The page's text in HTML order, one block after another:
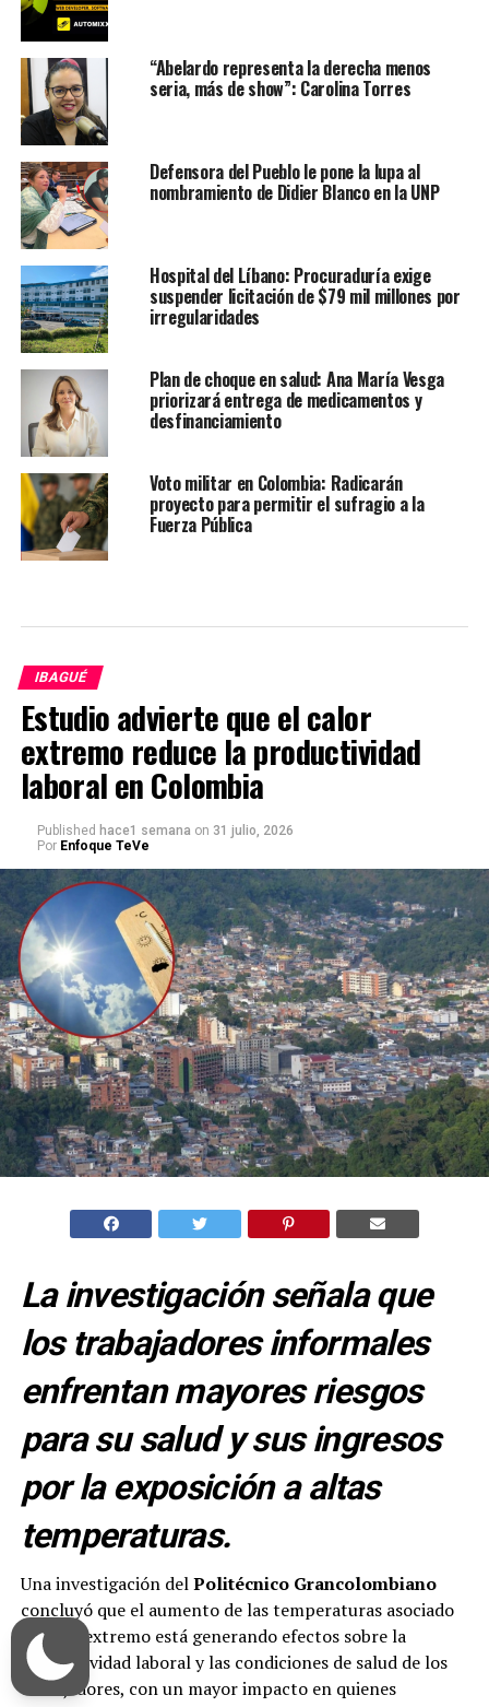
“Abelardo representa la derecha menos
seria, más de show”: Carolina Torres
Defensora del Pueblo le pone la lupa al
nombramiento de Didier Blanco en la UNP
Hospital del Líbano: Procuraduría exige
suspender licitación de $79 mil millones por
irregularidades
Plan de choque en salud: Ana María Vesga
priorizará entrega de medicamentos y
desfinanciamiento
Voto militar en Colombia: Radicarán
proyecto para permitir el sufragio a la
Fuerza Pública
IBAGUÉ
Estudio advierte que el calor
extremo reduce la productividad
laboral en Colombia
Published hace1 semana on 31 julio, 2026
Por Enfoque TeVe
La investigación señala que
los trabajadores informales
enfrentan mayores riesgos
para su salud y sus ingresos
por la exposición a altas
temperaturas.
Una investigación delPolitécnico Grancolombiano
concluyó que el aumento de las temperaturas asociado
al calor extremo está generando efectos sobre la
productividad laboral y las condiciones de salud de los
trabajadores, con un mayor impacto en quienes